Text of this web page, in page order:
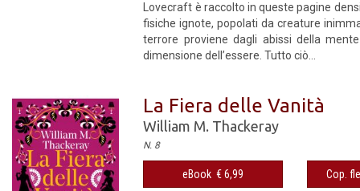
Lovecraft è raccolto in queste pagine
fisiche ignote, popolati da creature
terrore proviene dagli abissi della
dimensione dell’essere. Tutto ciò...
La Fiera delle Vanità
William M. Thackeray
N. 8
eBook € 6,99 Cop.